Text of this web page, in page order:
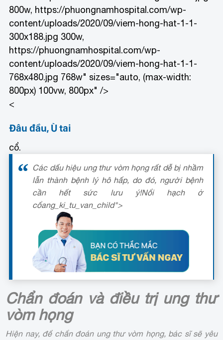
800w, https://phuongnamhospital.com/wp-
content/uploads/2020/09/viem-hong-hat-1-1-
300x188.jpg 300w,
https://phuongnamhospital.com/wp-
content/uploads/2020/09/viem-hong-hat-1-1-
768x480.jpg 768w" sizes="auto, (max-width:
800px) 100vw, 800px" />
<
Đâu đầu, Ù tai
cổ.
Các dấu hiệu ung thư vòm họng rất dễ bị nhầm
lẫn thành bệnh lý hô hấp, do đó, người bệnh
cần hết sức lưu ý!Nổi hạch ở
cổang_ki_tu_van_child">
Chẩn đoán và điều trị ung thư
vòm họng
Hiện nay, để chẩn đoán ung thư vòm họng, bác sĩ sẽ yêu